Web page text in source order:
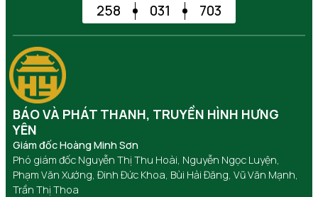
258 031 703
BÁO VÀ PHÁT THANH, TRUYỀN HÌNH HƯNG
YÊN
Giám đốc Hoàng Minh Sơn
Phó giám đốc Nguyễn Thị Thu Hoài, Nguyễn Ngọc Luyện,
Phạm Văn Xướng, Đinh Đức Khoa, Bùi Hải Đăng, Vũ Văn Mạnh,
Trần Thị Thoa